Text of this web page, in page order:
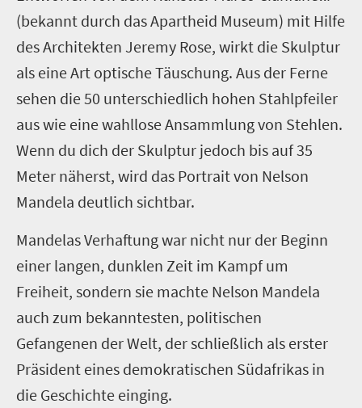
(bekannt durch das Apartheid Museum) mit Hilfe
des Architekten Jeremy Rose, wirkt die Skulptur
als eine Art optische Täuschung. Aus der Ferne
sehen die 50 unterschiedlich hohen Stahlpfeiler
aus wie eine wahllose Ansammlung von Stehlen.
Wenn du dich der Skulptur jedoch bis auf 35
Meter näherst, wird das Portrait von Nelson
Mandela deutlich sichtbar.
Mandelas Verhaftung war nicht nur der Beginn
einer langen, dunklen Zeit im Kampf um
Freiheit, sondern sie machte Nelson Mandela
auch zum bekanntesten, politischen
Gefangenen der Welt, der schließlich als erster
Präsident eines demokratischen Südafrikas in
die Geschichte einging.